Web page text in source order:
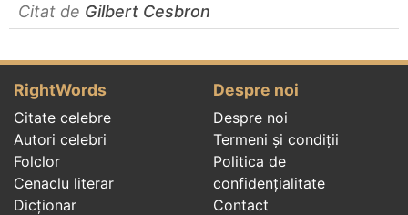
Citat de Gilbert Cesbron
RightWords
Citate celebre
Autori celebri
Folclor
Cenaclu literar
Dicționar
Despre noi
Despre noi
Termeni și condiții
Politica de
confidenţialitate
Contact